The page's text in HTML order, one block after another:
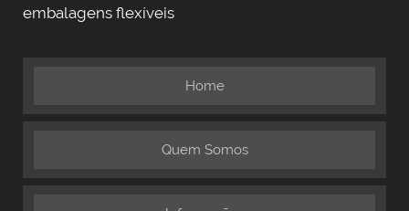
embalagens flexíveis
Home
Quem Somos